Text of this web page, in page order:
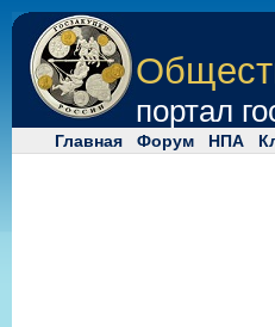
портал
Главная Форум НПА